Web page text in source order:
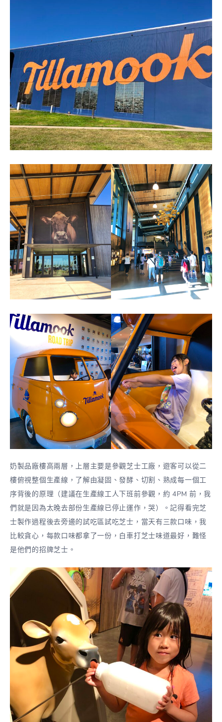
奶製品廠樓高兩層，上層主要是參觀芝士工廠，遊客可以從二
樓俯視整個生產線，了解由凝固、發酵、切割、熟成每一個工
序背後的原理（建議在生產線工人下班前參觀，約 4PM 前，我
們就是因為太晚去部份生產線已停止運作，哭）。記得看完芝
士製作過程後去旁邊的試吃區試吃芝士，當天有三款口味，我
比較貪心，每款口味都拿了一份，白車打芝士味道最好，難怪
是他們的招牌芝士。